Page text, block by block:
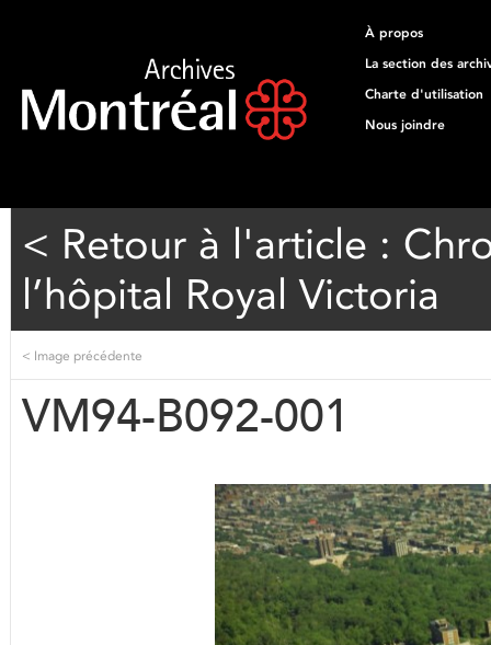
À propos
La section des
Charte d'utilisation
Nous joindre
< Retour à l'article :
l’hôpital Royal Victoria
< Image précédente
VM94-B092-001